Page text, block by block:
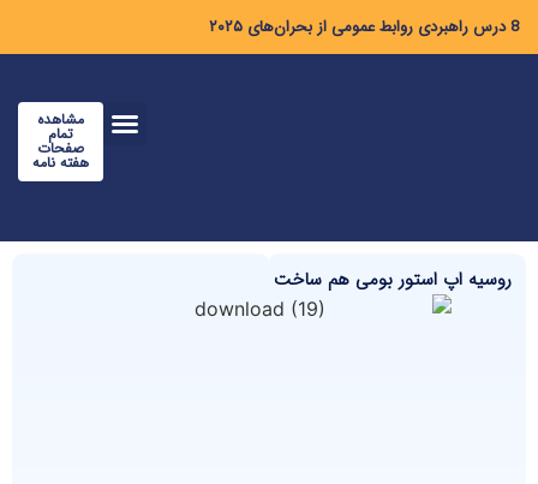
8 درس راهبردی روابط عمومی از بحران‌های ۲۰۲۵
مشاهده
تمام
صفحات
هفته نامه
روسیه اپ استور بومی هم ساخت